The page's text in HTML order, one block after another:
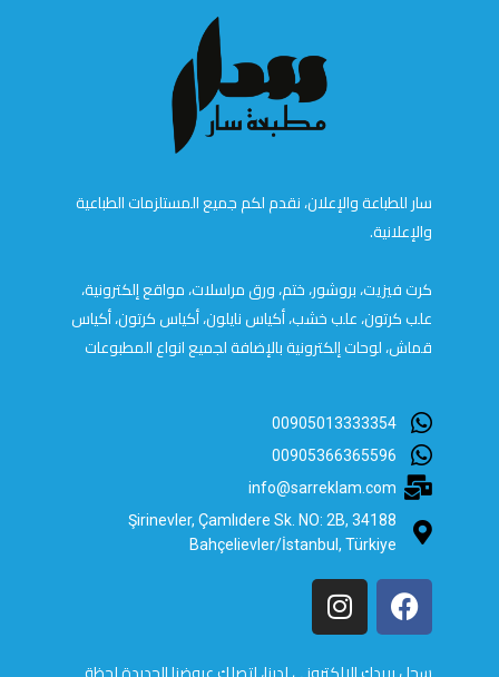
سار للطباعة والإعلان، نقدم لكم جميع المستلزمات الطباعية
والإعلانية.
كرت فيزيت، بروشور، ختم، ورق مراسلات، مواقع إلكترونية،
علب كرتون، علب خشب، أكياس نايلون، أكياس كرتون، أكياس
قماش، لوحات إلكترونية بالإضافة لجميع انواع المطبوعات
00905013333354
00905366365596
info@sarreklam.com
Şirinevler, Çamlıdere Sk. NO: 2B, 34188
Bahçelievler/İstanbul, Türkiye